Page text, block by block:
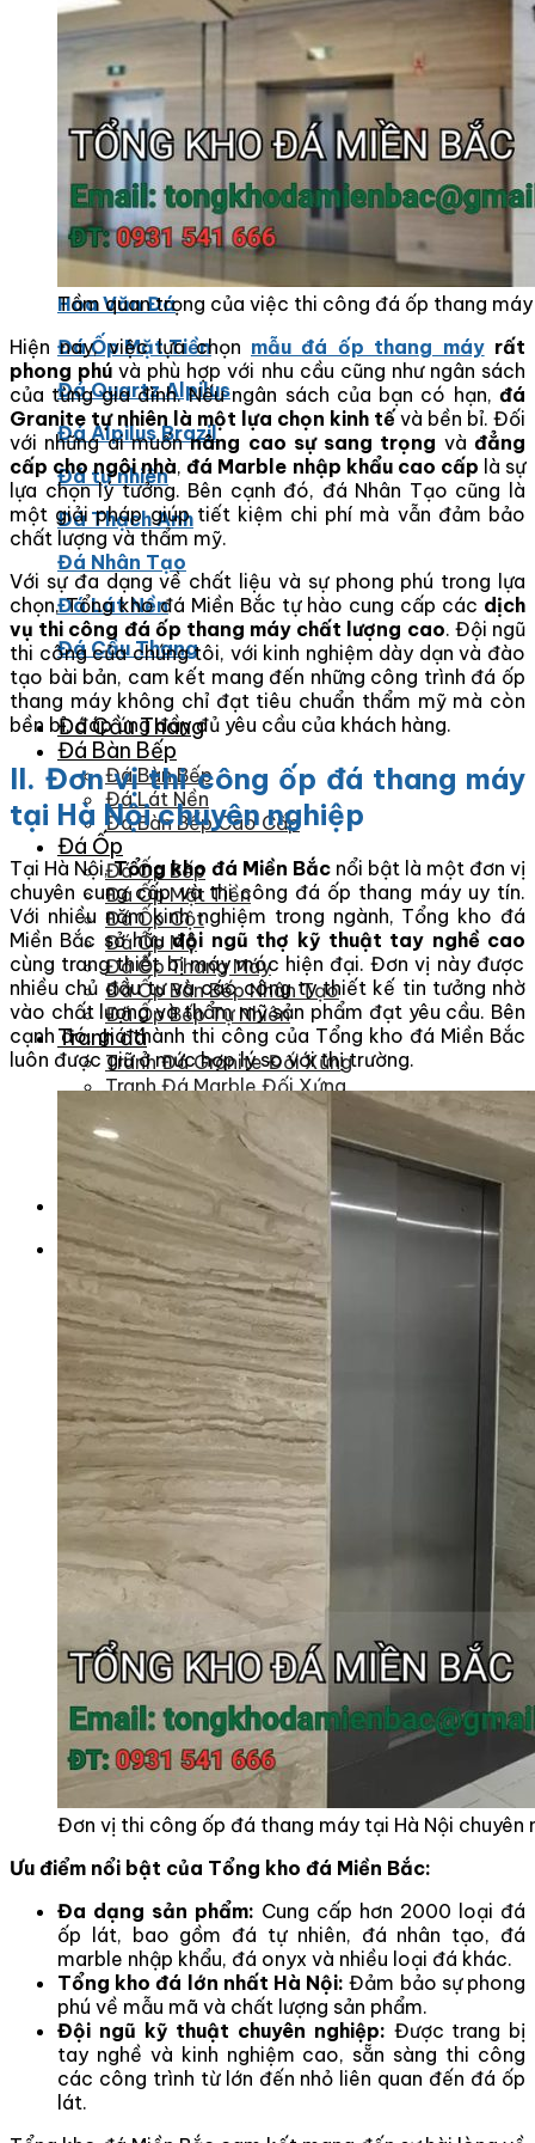
Các Loại Đá Khác
Kính Màu Ốp Bếp
Mặt Hàng nhập khẩu Container
Vách Tivi ỐP Đá Cao Cấp
Đá Limestone
Đá Onyx
Hoa Văn Đá
Đá Ốp Mặt Tiền
Đá Quartz Alpilus
Đá Alpilus Brazil
Đá tự nhiên
Đá Thạch Anh
Đá Nhân Tạo
Đá Lát Nền
Đá Cầu Thang
Đá Cầu Thang
Đá Bàn Bếp
Đá Bàn Bếp
Đá Lát Nền
Đá Bàn Bếp Cao Cấp
Đá Ốp
Đá Ốp Bếp
Đá Ốp Mặt Tiền
Đá Ốp Cột
Đá Ốp Mộ
Đá Ốp Thang Máy
Đá Ốp Bàn Bếp Nhân Tạo
Đá Ốp Bếp Tự Nhiên
Tranh đá
Tranh Đá Granite Đối Xứng
Tranh Đá Marble Đối Xứng
Tranh Đá Sơn Thủy Xuyên Sáng
Tranh Đá Thạch Anh Đối Xứng
Tranh Đá Xuyên Sáng Onyx
Vách Tivi ỐP Đá Cao Cấp
Đá Nhân Tạo
0
Giỏ hàng
Chưa có sản phẩm trong giỏ hàng.
Tầm quan trọng của việc thi công đá ốp thang máy
Hiện nay, việc lựa chọn mẫu đá ốp thang máyrất
phong phú và phù hợp với nhu cầu cũng như ngân sách
của từng gia đình. Nếu ngân sách của bạn có hạn, đá
Granite tự nhiên là một lựa chọn kinh tế và bền bỉ. Đối
với những ai muốnnâng cao sự sang trọng vàđẳng
cấp cho ngôi nhà,đá Marble nhập khẩu cao cấp là sự
lựa chọn lý tưởng. Bên cạnh đó, đá Nhân Tạo cũng là
một giải pháp giúp tiết kiệm chi phí mà vẫn đảm bảo
chất lượng và thẩm mỹ.
Với sự đa dạng về chất liệu và sự phong phú trong lựa
chọn, Tổng kho đá Miền Bắc tự hào cung cấp các dịch
vụ thi công đá ốp thang máy chất lượng cao. Đội ngũ
thi công của chúng tôi, với kinh nghiệm dày dạn và đào
tạo bài bản, cam kết mang đến những công trình đá ốp
thang máy không chỉ đạt tiêu chuẩn thẩm mỹ mà còn
bền bỉ, đáp ứng đầy đủ yêu cầu của khách hàng.
II. Đơn vị thi công ốp đá thang máy
tại Hà Nội chuyên nghiệp
Tại Hà Nội,Tổng kho đá Miền Bắc nổi bật là một đơn vị
chuyên cung cấp và thi công đá ốp thang máy uy tín.
Với nhiều năm kinh nghiệm trong ngành, Tổng kho đá
Miền Bắc sở hữuđội ngũ thợ kỹ thuật tay nghề cao
cùng trang thiết bị máy móc hiện đại. Đơn vị này được
nhiều chủ đầu tư và các công ty thiết kế tin tưởng nhờ
vào chất lượng và thẩm mỹ sản phẩm đạt yêu cầu. Bên
cạnh đó, giá thành thi công của Tổng kho đá Miền Bắc
luôn được giữ ở mức hợp lý so với thị trường.
Đơn vị thi công ốp đá thang máy tại Hà Nội chuyên
Ưu điểm nổi bật của Tổng kho đá Miền Bắc:
Đa dạng sản phẩm: Cung cấp hơn 2000 loại đá
ốp lát, bao gồm đá tự nhiên, đá nhân tạo, đá
marble nhập khẩu, đá onyx và nhiều loại đá khác.
Tổng kho đá lớn nhất Hà Nội:Đảm bảo sự phong
phú về mẫu mã và chất lượng sản phẩm.
Đội ngũ kỹ thuật chuyên nghiệp: Được trang bị
tay nghề và kinh nghiệm cao, sẵn sàng thi công
các công trình từ lớn đến nhỏ liên quan đến đá ốp
lát.